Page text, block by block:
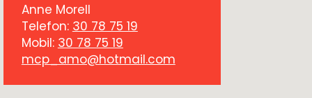
Anne Morell
Telefon: 30 78 75 19
Mobil: 30 78 75 19
mcp_amo@hotmail.com